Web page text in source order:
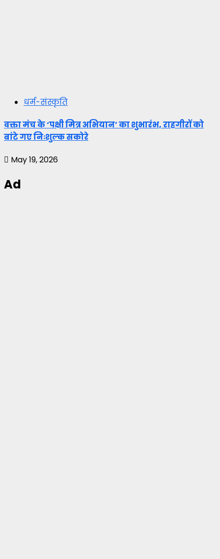
धर्म-संस्कृति
वक्ता मंच के ‘पक्षी मित्र अभियान’ का शुभारंभ, राहगीरों को
बांटे गए निःशुल्क सकोरे
May 19, 2026
Ad